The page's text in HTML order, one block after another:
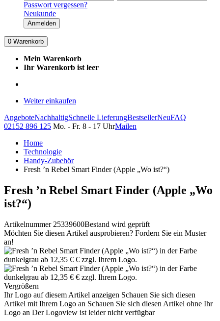
Passwort vergessen?
Neukunde
Anmelden
0 Warenkorb
Mein Warenkorb
Ihr Warenkorb ist leer
Weiter einkaufen
AngeboteNachhaltigSchnelle LieferungBestsellerNeuFAQ
02152 896 125 Mo. - Fr. 8 - 17 UhrMailen
Home
Technologie
Handy-Zubehör
Fresh ’n Rebel Smart Finder (Apple „Wo ist?“)
Fresh ’n Rebel Smart Finder (Apple „Wo
ist?“)
Artikelnummer 25339600Bestand wird geprüft
Möchten Sie diesen Artikel ausprobieren? Fordern Sie ein Muster
an!
Vergrößern
Ihr Logo auf diesem Artikel anzeigen Schauen Sie sich diesen
Artikel mit Ihrem Logo an Schauen Sie sich diesen Artikel ohne Ihr
Logo an Der Logoview ist leider nicht verfügbar